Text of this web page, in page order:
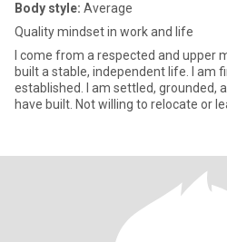
Body style: Average
Quality mindset in work and life
I come from a respected and upper
built a stable, independent life. I am
established. I am settled, grounded,
have built. Not willing to relocate or